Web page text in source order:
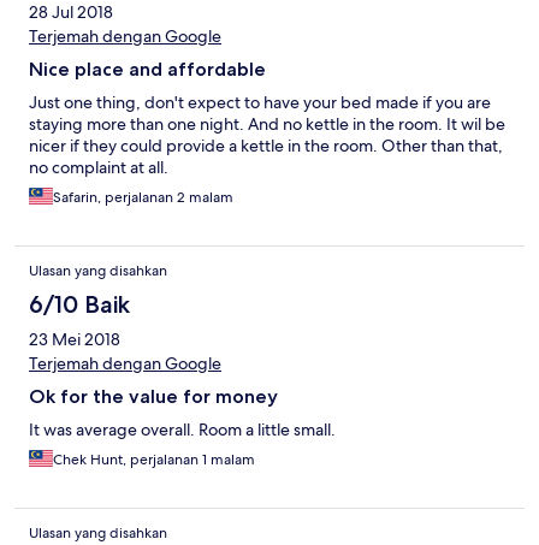
28 Jul 2018
Terjemah dengan Google
Nice place and affordable
Just one thing, don't expect to have your bed made if you are
staying more than one night. And no kettle in the room. It wil be
nicer if they could provide a kettle in the room. Other than that,
no complaint at all.
Safarin, perjalanan 2 malam
Ulasan yang disahkan
6/10 Baik
23 Mei 2018
Terjemah dengan Google
Ok for the value for money
It was average overall. Room a little small.
Chek Hunt, perjalanan 1 malam
Ulasan yang disahkan